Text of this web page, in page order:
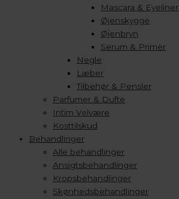
Mascara & Eyeliner
Øjenskygge
Øjenbryn
Serum & Primer
Negle
Læber
Tilbehør & Pensler
Parfumer & Dufte
Intim Velvære
Kosttilskud
Behandlinger
Alle behandlinger
Ansigtsbehandlinger
Kropsbehandlinger
Skønhedsbehandlinger